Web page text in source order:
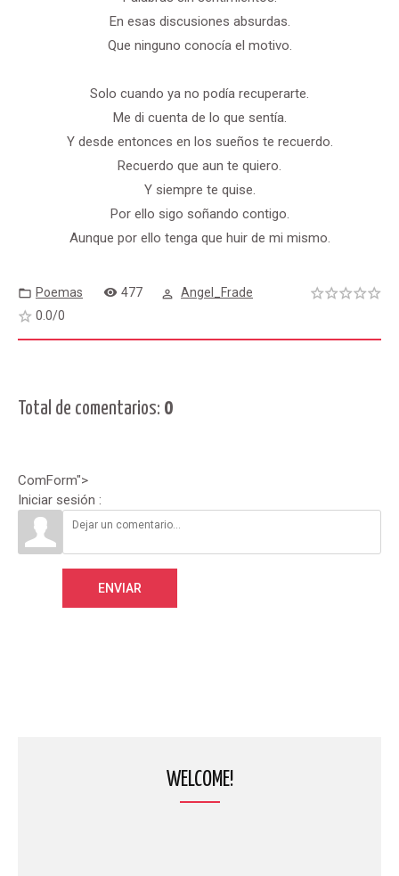
En esas discusiones absurdas.
Que ninguno conocía el motivo.
Solo cuando ya no podía recuperarte.
Me di cuenta de lo que sentía.
Y desde entonces en los sueños te recuerdo.
Recuerdo que aun te quiero.
Y siempre te quise.
Por ello sigo soñando contigo.
Aunque por ello tenga que huir de mi mismo.
Poemas 477
Angel_Frade
0.0/0
Total de comentarios: 0
ComForm">
Iniciar sesión :
ENVIAR
WELCOME!